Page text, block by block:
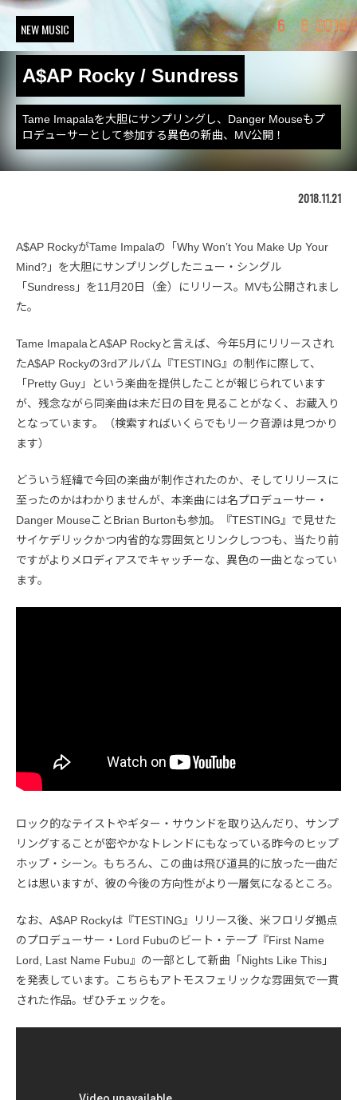
NEW MUSIC
A$AP Rocky / Sundress
Tame Imapalaを大胆にサンプリングし、Danger Mouseもプ
ロデューサーとして参加する異色の新曲、MV公開！
2018.11.21
A$AP RockyがTame Impalaの「Why Won’t You Make Up Your
Mind?」を大胆にサンプリングしたニュー・シングル
「Sundress」を11月20日（金）にリリース。MVも公開されまし
た。
Tame ImapalaとA$AP Rockyと言えば、今年5月にリリースされ
たA$AP Rockyの3rdアルバム『TESTING』の制作に際して、
「Pretty Guy」という楽曲を提供したことが報じられています
が、残念ながら同楽曲は未だ日の目を見ることがなく、お蔵入り
となっています。（検索すればいくらでもリーク音源は見つかり
ます）
どういう経緯で今回の楽曲が制作されたのか、そしてリリースに
至ったのかはわかりませんが、本楽曲には名プロデューサー・
Danger MouseことBrian Burtonも参加。『TESTING』で見せた
サイケデリックかつ内省的な雰囲気とリンクしつつも、当たり前
ですがよりメロディアスでキャッチーな、異色の一曲となってい
ます。
ロック的なテイストやギター・サウンドを取り込んだり、サンプ
リングすることが密やかなトレンドにもなっている昨今のヒップ
ホップ・シーン。もちろん、この曲は飛び道具的に放った一曲だ
とは思いますが、彼の今後の方向性がより一層気になるところ。
なお、A$AP Rockyは『TESTING』リリース後、米フロリダ拠点
のプロデューサー・Lord Fubuのビート・テープ『First Name
Lord, Last Name Fubu』の一部として新曲「Nights Like This」
を発表しています。こちらもアトモスフェリックな雰囲気で一貫
された作品。ぜひチェックを。